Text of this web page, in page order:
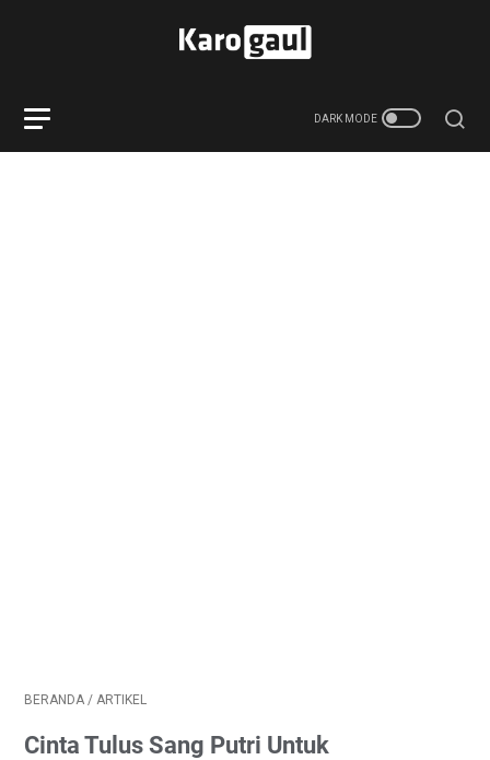
BERANDA / ARTIKEL
Cinta Tulus Sang Putri Untuk